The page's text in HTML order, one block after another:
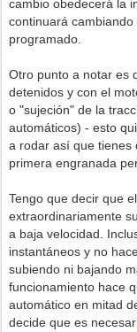
cambio obedecerá la
continuará
programado.
Otro punto a notar es
detenidos y con el
o "sujeción" de la
automáticos) - esto
a rodar así que tienes
primera engranada
Tengo que decir que
extraordinariamente
a baja velocidad.
instantáneos y no
subiendo ni bajando
funcionamiento hace
automático en mitad
decide que es